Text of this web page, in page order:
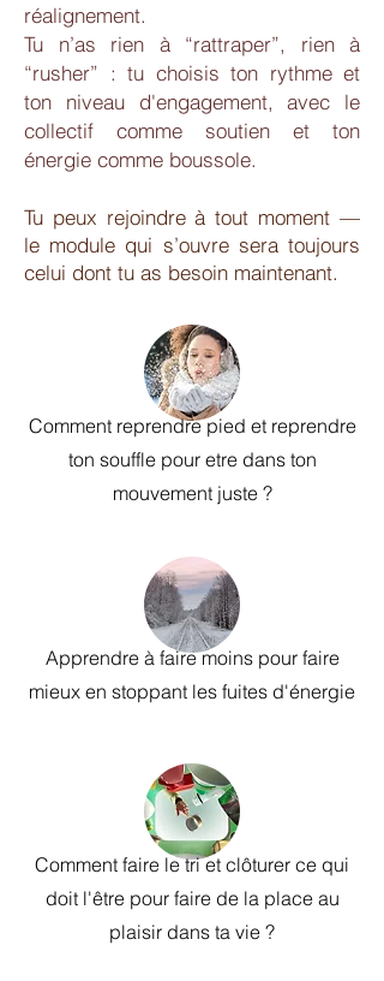
réalignement.
Tu n’as rien à “rattraper”, rien à
“rusher” : tu choisis ton rythme et
ton niveau d'engagement, avec le
collectif comme soutien et ton
énergie comme boussole.
Tu peux rejoindre à tout moment —
le module qui s’ouvre sera toujours
celui dont tu as besoin maintenant.
Comment reprendre pied et reprendre
ton souffle pour etre dans ton
mouvement juste ?
Apprendre à faire moins pour faire
mieux en stoppant les fuites d'énergie
Comment faire le tri et clôturer ce qui
doit l'être pour faire de la place au
plaisir dans ta vie ?